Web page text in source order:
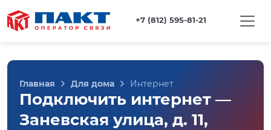
+7 (812) 595-81-21
Главная Для дома Интернет
Подключить интернет —
Заневская улица, д. 11,